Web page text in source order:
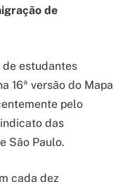
de
de estudantes
16ª versão do Mapa
pelo
das
São Paulo.
cada dez